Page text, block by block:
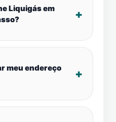
Liquigás em
meu endereço